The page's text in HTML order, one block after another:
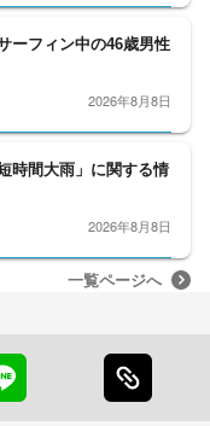
フィン中の46歳男性
2026年8月8日
時間大雨」に関する情
2026年8月8日
一覧ページへ